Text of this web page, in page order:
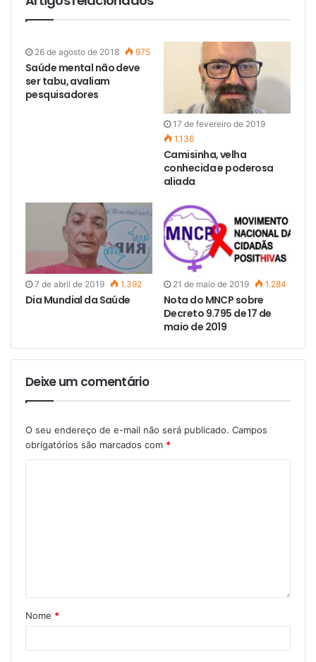
26 de agosto de 2018 975
Saúde mental não deve
ser tabu, avaliam
pesquisadores
17 de fevereiro de 2019
1.136
Camisinha, velha
conhecida e poderosa
aliada
7 de abril de 2019 1.392
Dia Mundial da Saúde
21 de maio de 2019 1.284
Nota do MNCP sobre
Decreto 9.795 de 17 de
maio de 2019
Deixe um comentário
O seu endereço de e-mail não será publicado. Campos
obrigatórios são marcados com *
Nome *